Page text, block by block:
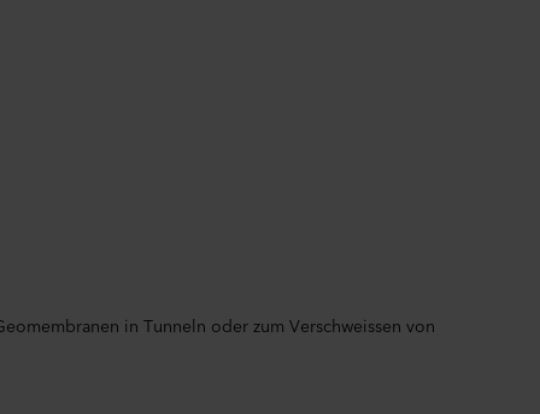
in Tunneln oder zum Verschweissen von